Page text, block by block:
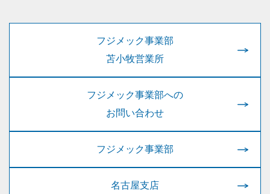
フジメック事業部
苫小牧営業所
フジメック事業部への
お問い合わせ
フジメック事業部
名古屋支店